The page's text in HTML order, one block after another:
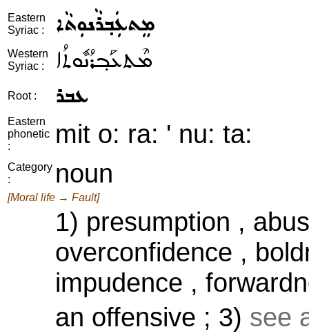
Eastern
Syriac :
ܡܸܬܥܲܒ݂ܪܵܢܘܼܬܵܐ
Western
Syriac :
ܡܶܬܥܰܒ݂ܪܳܢܽܘܬܳܐ
Root : ܥܒܪ
Eastern
phonetic
:
mit o: ra: ' nu: ta:
Category
:
noun
[Moral life → Fault]
1) presumption ,
overconfidence ,
impudence ,
an offensive ; 3) see